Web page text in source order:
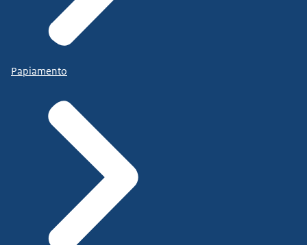
Papiamento